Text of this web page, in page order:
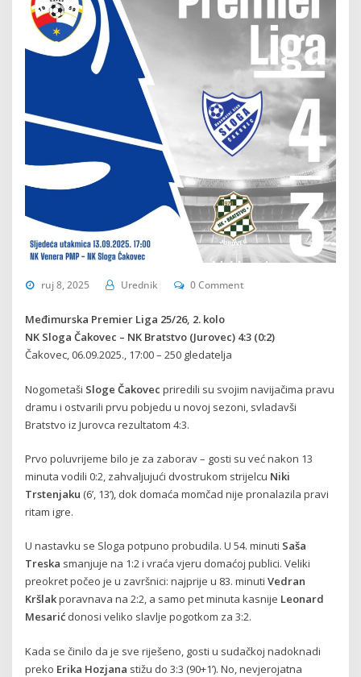
ruj 8, 2025 Urednik 0 Comment
Međimurska Premier Liga 25/26, 2. kolo
NK Sloga Čakovec – NK Bratstvo (Jurovec) 4:3 (0:2)
Čakovec, 06.09.2025., 17:00 – 250 gledatelja
Nogometaši Sloge Čakovec priredili su svojim navijačima pravu
dramu i ostvarili prvu pobjedu u novoj sezoni, svladavši
Bratstvo iz Jurovca rezultatom 4:3.
Prvo poluvrijeme bilo je za zaborav – gosti su već nakon 13
minuta vodili 0:2, zahvaljujući dvostrukom strijelcu Niki
Trstenjaku (6’, 13’), dok domaća momčad nije pronalazila pravi
ritam igre.
U nastavku se Sloga potpuno probudila. U 54. minuti Saša
Treska smanjuje na 1:2 i vraća vjeru domaćoj publici. Veliki
preokret počeo je u završnici: najprije u 83. minutiVedran
Kršlakporavnava na 2:2, a samo pet minuta kasnije Leonard
Mesarić donosi veliko slavlje pogotkom za 3:2.
Kada se činilo da je sve riješeno, gosti u sudačkoj nadoknadi
preko Erika Hozjana stižu do 3:3 (90+1’). No, nevjerojatna